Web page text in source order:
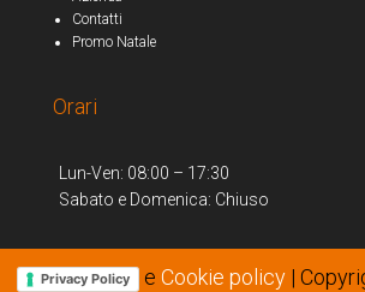
Contatti
Promo Natale
Orari
Lun-Ven: 08:00 – 17:30
Sabato e Domenica: Chiuso
Privacy Policy e Cookie policy|